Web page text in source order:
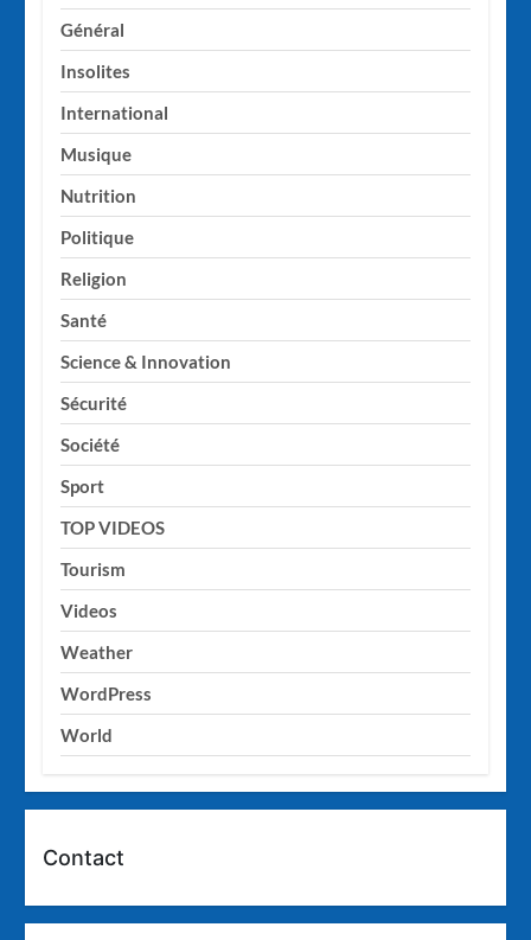
Général
Insolites
International
Musique
Nutrition
Politique
Religion
Santé
Science & Innovation
Sécurité
Société
Sport
TOP VIDEOS
Tourism
Videos
Weather
WordPress
World
Contact